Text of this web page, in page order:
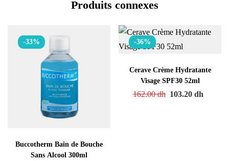
Produits connexes
-33%
Buccotherm Bain de Bouche
Sans Alcool 300ml
-36%
Cerave Crème Hydratante
Visage SPF30 52ml
162.00dh 103.20 dh